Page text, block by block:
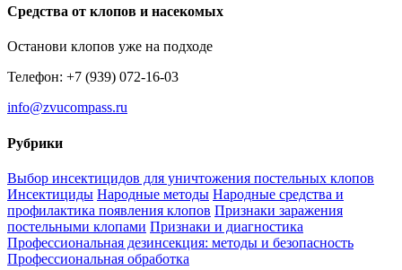
Средства от клопов и насекомых
Останови клопов уже на подходе
Телефон: +7 (939) 072-16-03
info@zvucompass.ru
Рубрики
Выбор инсектицидов для уничтожения постельных клопов
Инсектициды Народные методы Народные средства и
профилактика появления клопов Признаки заражения
постельными клопами Признаки и диагностика
Профессиональная дезинсекция: методы и безопасность
Профессиональная обработка